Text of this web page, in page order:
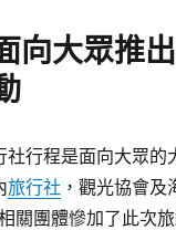
向大眾推
社行程是面向大眾的
旅行社 ，觀光協會
關團體慘加了此次